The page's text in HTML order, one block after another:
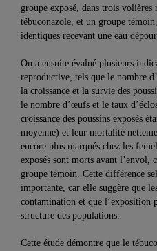
groupe exposé, dans trois volières
tébuconazole, et un groupe
identiques recevant une eau
On a ensuite évalué plusieurs
reproductive, tels que le nombre
la croissance et la survie des
le nombre d’œufs et le taux
croissance des poussins exposés
moyenne) et leur mortalité
encore plus marqués chez les
exposés sont morts avant l’envol,
groupe témoin. Cette différence
importante, car elle suggère que
contamination et que l’exposition
structure des populations.
Cette étude démontre que le